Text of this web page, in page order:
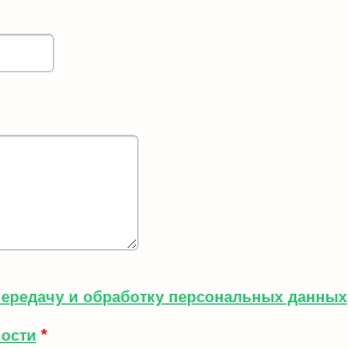
и обработку персональных данных
*